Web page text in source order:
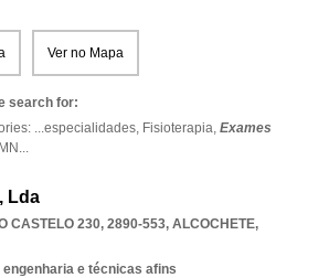
Ver no Mapa
search for:
...especialidades, Fisioterapia, Exames
...
Lda
CASTELO 230, 2890-553, ALCOCHETE,
e técnicas afins